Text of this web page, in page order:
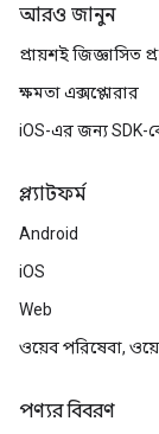
আরও জানুন
প্রায়শই জিজ্ঞাসিত
ক্ষমতা এক্সপ্লোরার
iOS-এর জন্য SDK-
প্ল্যাটফর্ম
Android
iOS
Web
ওয়েব পরিষেবা,
পণ্যর বিবরণ